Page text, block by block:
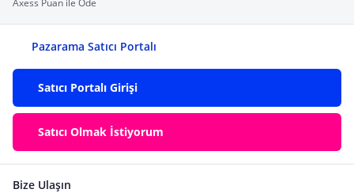
Axess Puan ile Öde
Pazarama Satıcı Portalı
Satıcı Portalı Girişi
Satıcı Olmak İstiyorum
Bize Ulaşın